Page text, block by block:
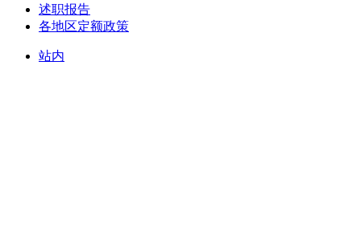
述职报告
各地区定额政策
站内